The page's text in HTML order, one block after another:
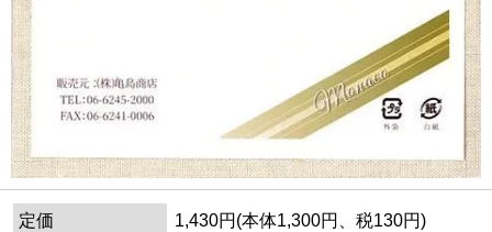
定価
1,430円(本体1,300円、税130円)